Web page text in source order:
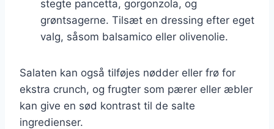
stegte pancetta, gorgonzola, og
grøntsagerne. Tilsæt en dressing efter eget
valg, såsom balsamico eller olivenolie.
Salaten kan også tilføjes nødder eller frø for
ekstra crunch, og frugter som pærer eller æbler
kan give en sød kontrast til de salte
ingredienser.